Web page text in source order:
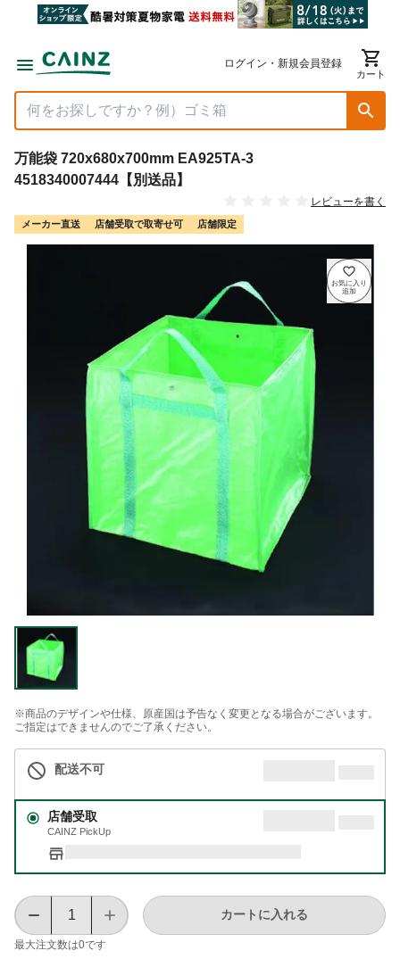
ログイン・新規会員登録
カート
万能袋 720x680x700mm EA925TA-3
4518340007444【別送品】
レビューを書く
メーカー直送 店舗受取で取寄せ可 店舗限定
※商品のデザインや仕様、原産国は予告なく変更となる場合がございます。
ご指定はできませんのでご了承ください。
配送不可
店舗受取
CAINZ PickUp
最大注文数は0です
カートに入れる